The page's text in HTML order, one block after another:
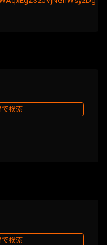
で検索
で検索